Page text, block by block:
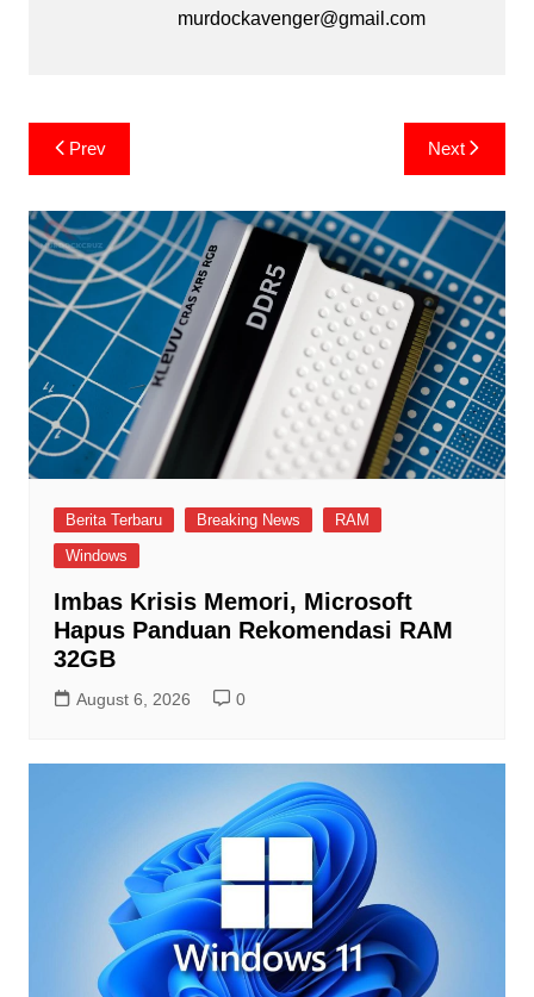
murdockavenger@gmail.com
Post
navigation
Prev Next
Berita Terbaru Breaking News
RAM
Windows
Imbas Krisis Memori, Microsoft
Hapus Panduan Rekomendasi RAM
32GB
August 6, 2026 0